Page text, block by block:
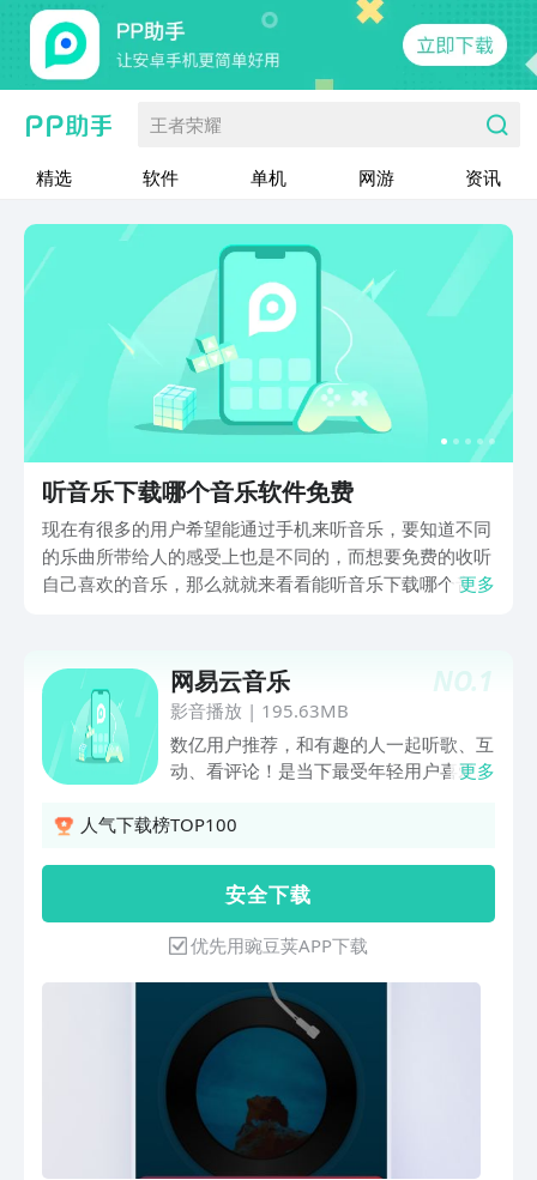
王者荣耀
精选 软件 单机 网游 资讯
听音乐下载哪个音乐软件免费
现在有很多的用户希望能通过手机来听音乐，要知道不同
的乐曲所带给人的感受上也是不同的，而想要免费的收听
自己喜欢的音乐，那么就就来看看能听音乐下载哪个音乐
些不错吧。
更多
NO.1
网易云音乐
影音播放 | 195.63MB
数亿用户推荐，和有趣的人一起听歌、互
动、看评论！是当下最受年轻用户喜爱的
区。在云村，不仅可以听到海量正版音
【海量曲库】收录华语/欧美/日韩等众多
语种歌曲，涵盖电音/说唱/摇滚/ACG/古
风/古典等超全音乐种类。【个性推荐】
超准智能算法比你更懂你，根据日常听歌
喜好，精准推荐你感兴趣的歌曲。【有声
剧场】快速充电的人生书库、精彩纷呈的
推理悬疑故事、脑洞大开的热门小说、甜
到停不下来的热门广播剧、超级还原的原
著都在云村。【精品播客】音乐推荐、热
门翻唱、情感树洞、真实故事……你想听
的这里都有；解压、充电、助眠……满足
更多
人气下载榜TOP100
安 全 下 载
优先用豌豆荚APP下载